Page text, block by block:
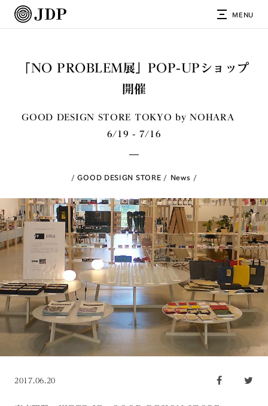
MENU
「NO PROBLEM展」POP-UPショップ
開催
GOOD DESIGN STORE TOKYO by NOHARA
6/19 - 7/16
GOOD DESIGN STORE News
2017.06.20